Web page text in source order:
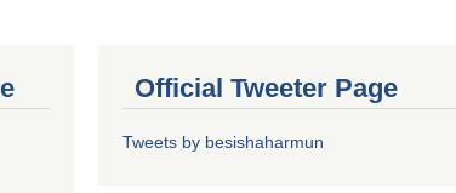
Official Tweeter Page
Tweets by besishaharmun